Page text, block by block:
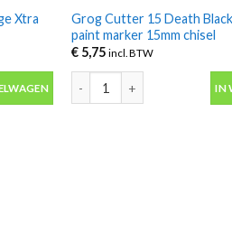
Xtra
Grog Cutter 15 Death
paint marker 15mm chisel
€5,75 incl. BTW
IN